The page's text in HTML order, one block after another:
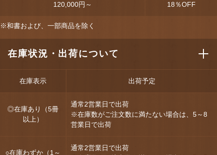
120,000円～ 18％OFF
※和書および、一部商品を除く
在庫状況・出荷について
在庫表示 出荷予定
◎在庫あり（5冊
以上）
通常2営業日で出荷
※在庫数がご注文数に満たない場合は、5～8
営業日で出荷
○在庫わずか（1～
通常2営業日で出荷